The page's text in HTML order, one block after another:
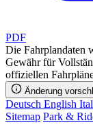
PDF
Die Fahrplandaten
Gewähr für
offiziellen
Änderung
Deutsch English
Sitemap Park &